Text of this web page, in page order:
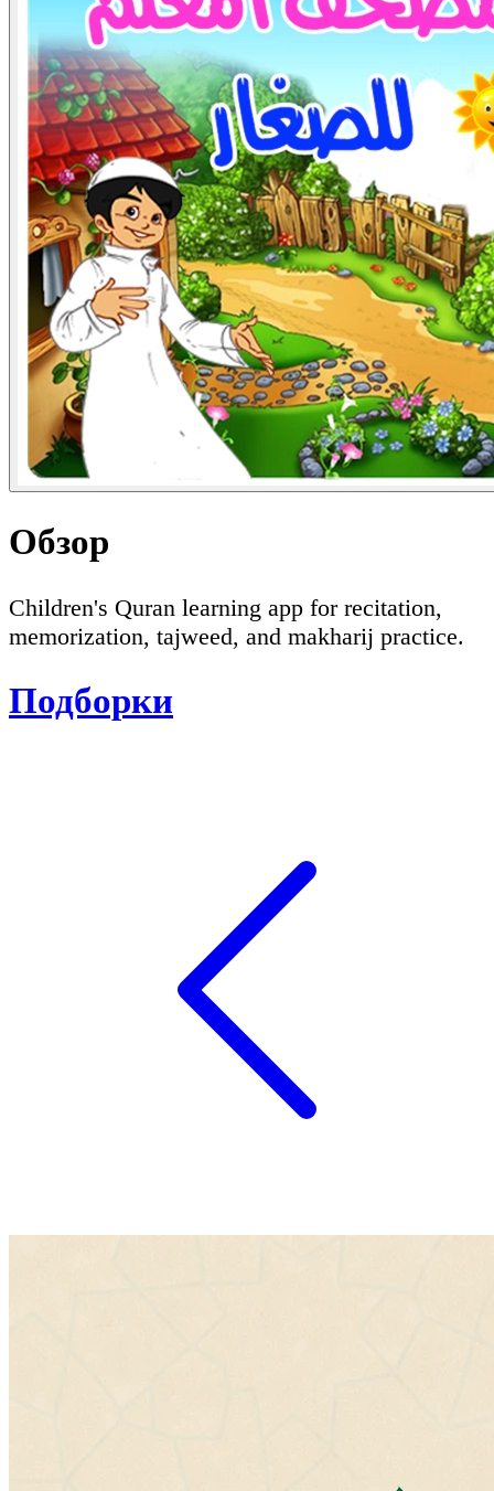
Обзор
Children's Quran learning app for recitation,
memorization, tajweed, and makharij practice.
Подборки